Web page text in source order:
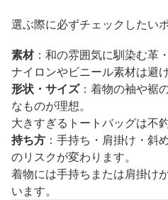
選ぶ際に必ずチェックしたい
素材：和の雰囲気に馴染む革
ナイロンやビニール素材は避
形状・サイズ：着物の袖や裾
なものが理想。
大きすぎるトートバッグは不
持ち方 ：手持ち・肩掛け・斜
のリスクが変わります。
着物には手持ちまたは肩掛け
います。